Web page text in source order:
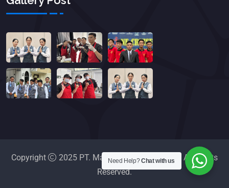
Copyright
2025 PT. Marine Cruise Indonesia. All Rights
Reserved.
Need Help?Chat with us